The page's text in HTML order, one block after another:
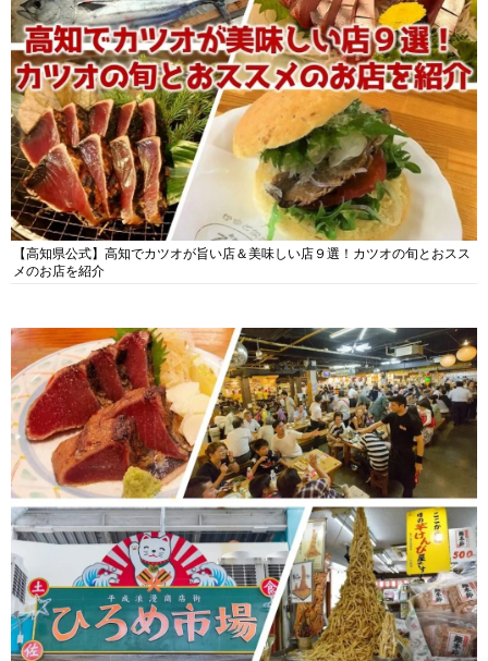
【高知県公式】高知でカツオが旨い店＆美味しい店９選！カツオの旬とおスス
メのお店を紹介